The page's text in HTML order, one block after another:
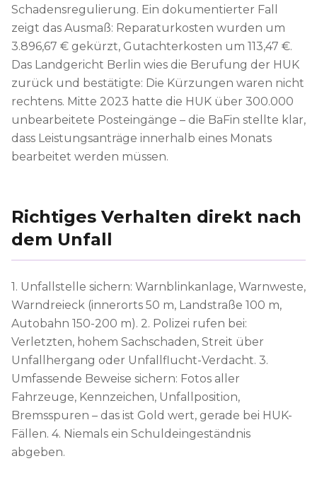
Schadensregulierung. Ein dokumentierter Fall
zeigt das Ausmaß: Reparaturkosten wurden um
3.896,67 € gekürzt, Gutachterkosten um 113,47 €.
Das Landgericht Berlin wies die Berufung der HUK
zurück und bestätigte: Die Kürzungen waren nicht
rechtens. Mitte 2023 hatte die HUK über 300.000
unbearbeitete Posteingänge – die BaFin stellte klar,
dass Leistungsanträge innerhalb eines Monats
bearbeitet werden müssen.
Richtiges Verhalten direkt nach
dem Unfall
1. Unfallstelle sichern: Warnblinkanlage, Warnweste,
Warndreieck (innerorts 50 m, Landstraße 100 m,
Autobahn 150-200 m). 2. Polizei rufen bei:
Verletzten, hohem Sachschaden, Streit über
Unfallhergang oder Unfallflucht-Verdacht. 3.
Umfassende Beweise sichern: Fotos aller
Fahrzeuge, Kennzeichen, Unfallposition,
Bremsspuren – das ist Gold wert, gerade bei HUK-
Fällen. 4. Niemals ein Schuldeingeständnis
abgeben.